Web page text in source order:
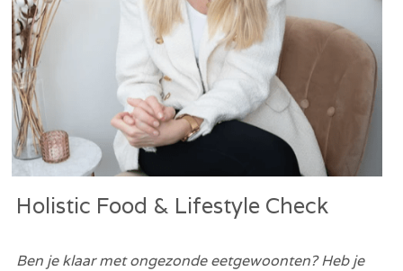
Nederlands
Nederlands
English
Afspraak maken
Holistic Food & Lifestyle Check
Ben je klaar met ongezonde eetgewoonten? Heb je